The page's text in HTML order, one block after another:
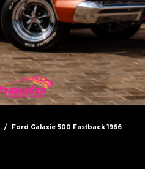
Ford Galaxie 500 Fastback 1966